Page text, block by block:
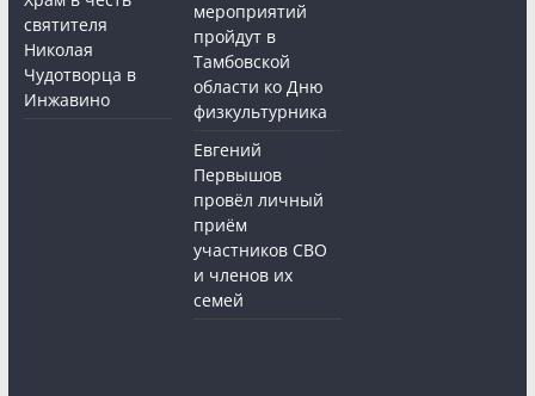
святителя
Николая
Чудотворца в
Инжавино
мероприятий
пройдут в
Тамбовской
области ко Дню
физкультурника
Евгений
Первышов
провёл личный
приём
участников СВО
и членов их
семей